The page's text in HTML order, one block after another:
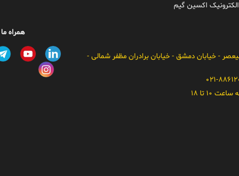
اکسین گیم
- خیابان دمشق - خیابان برادران مظفر شمالی -
10 تا 18
همراه